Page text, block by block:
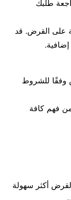
طلبك
على القرض. قد
وفقًا للشروط
فهم كافة
أكثر سهولة